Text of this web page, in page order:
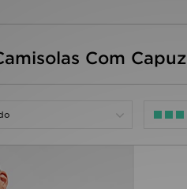
Com Capuz